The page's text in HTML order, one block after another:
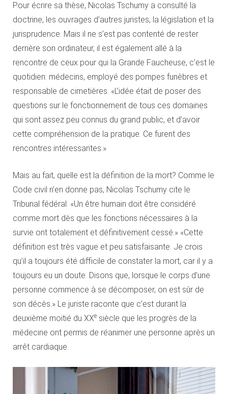
Pour écrire sa thèse, Nicolas Tschumy a consulté la
doctrine, les ouvrages d’autres juristes, la législation et la
jurisprudence. Mais il ne s’est pas contenté de rester
derrière son ordinateur, il est également allé à la
rencontre de ceux pour qui la Grande Faucheuse, c’est le
quotidien: médecins, employé des pompes funèbres et
responsable de cimetières. «L’idée était de poser des
questions sur le fonctionnement de tous ces domaines
qui sont assez peu connus du grand public, et d’avoir
cette compréhension de la pratique. Ce furent des
rencontres intéressantes.»
Mais au fait, quelle est la définition de la mort? Comme le
Code civil n’en donne pas, Nicolas Tschumy cite le
Tribunal fédéral: «Un être humain doit être considéré
comme mort dès que les fonctions nécessaires à la
survie ont totalement et définitivement cessé.» «Cette
définition est très vague et peu satisfaisante. Je crois
qu’il a toujours été difficile de constater la mort, car il y a
toujours eu un doute. Disons que, lorsque le corps d’une
personne commence à se décomposer, on est sûr de
son décès.» Le juriste raconte que c’est durant la
deuxième moitié du XXe siècle que les progrès de la
médecine ont permis de réanimer une personne après un
arrêt cardiaque.